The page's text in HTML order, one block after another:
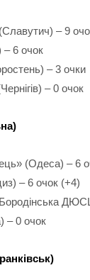
– 9
6 очок
– 3 очки
– 0 очок
(Одеса) – 6
– 6 очок (+4)
– 0 очок